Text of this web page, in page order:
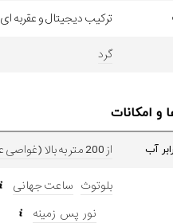
ترکیب دیجیتال و عقربه ای
گرد
و امکانات
آب از 200 متر به بالا (غواصی عمیق)
بلوتوث ساعت جهانی
نور پس زمینه